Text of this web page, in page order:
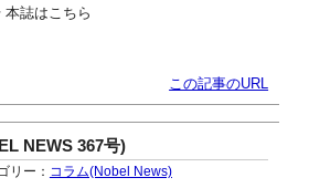
本誌はこちら
この記事のURL
NEWS 367号)
リー： コラム(Nobel News)